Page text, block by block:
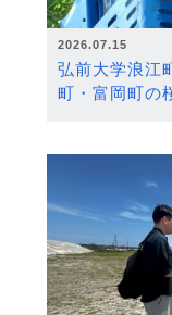
2026.07.15
弘前大学浪江
町・富岡町の